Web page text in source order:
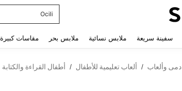
Sheglam
سفينة سريعة ملابس نسائية ملابس بحر مقاسات كبيرة
دمى وألعاب / ألعاب تعليمية للأطفال / أطفال القراءة والكتابة